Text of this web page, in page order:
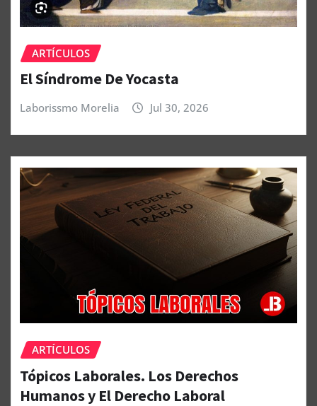
ARTÍCULOS
El Síndrome De Yocasta
Laborissmo Morelia Jul 30, 2026
ARTÍCULOS
Tópicos Laborales. Los Derechos
Humanos y El Derecho Laboral